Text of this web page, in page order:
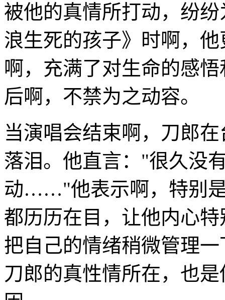
被他的真情所打动，纷
浪生死的孩子》时啊，
啊，充满了对生命的感
后啊，不禁为之动容。
当演唱会结束啊，刀郎
落泪。他直言："很久没
动……"他表示啊，特别
都历历在目，让他内心
把自己的情绪稍微管理
刀郎的真性情所在，也